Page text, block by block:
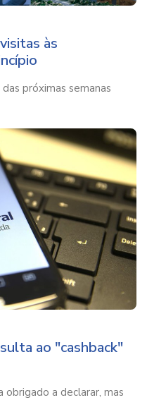
às
próximas semanas
ao "cashback"
obrigado a declarar, mas